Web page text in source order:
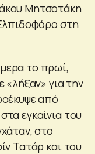
Μητσοτάκη
στη
το πρωί,
«λήξαν» για την
από
εγκαίνια του
στο
Τατάρ και του